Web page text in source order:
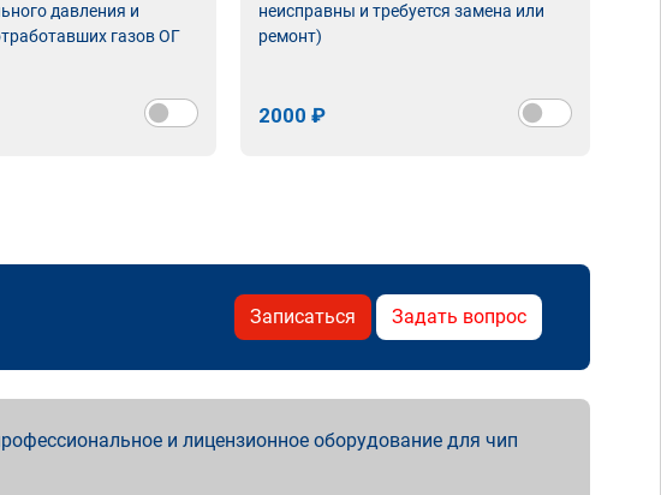
давления и
газов ОГ
неисправны и требуется замена или
ремонт)
2000 ₽
Записаться Задать вопрос
и лицензионное оборудование для чип